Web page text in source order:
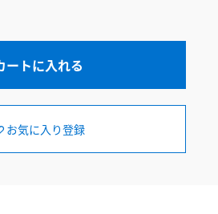
ートに入れる
お気に入り登録